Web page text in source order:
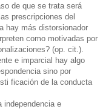
de que se trata será
prescripciones del
hay más distorsionador
como motivadas por
(op. cit.).
e imparcial hay algo
sino por
ficación de la conducta
e